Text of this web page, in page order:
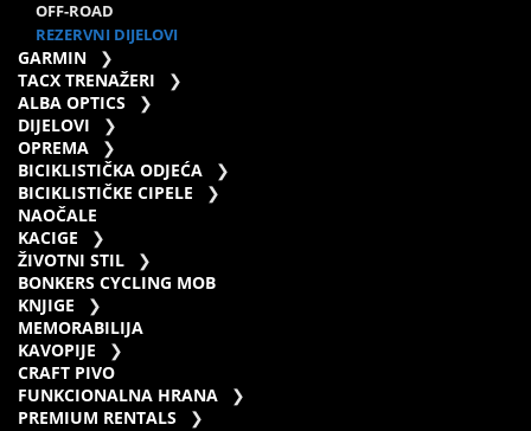
OFF-ROAD
REZERVNI DIJELOVI
GARMIN
TACX TRENAŽERI
ALBA OPTICS
DIJELOVI
OPREMA
BICIKLISTIČKA ODJEĆA
BICIKLISTIČKE CIPELE
NAOČALE
KACIGE
ŽIVOTNI STIL
BONKERS CYCLING MOB
KNJIGE
MEMORABILIJA
KAVOPIJE
CRAFT PIVO
FUNKCIONALNA HRANA
PREMIUM RENTALS